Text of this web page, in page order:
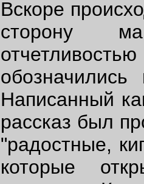
Вскоре
сторону
Написанный
рассказ был
"радостные,
которые